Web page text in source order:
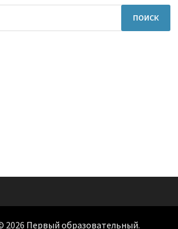
2026 Первый образовательный.